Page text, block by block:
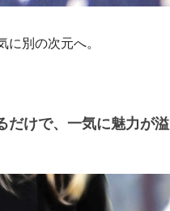
別の次元へ。
だけで、一気に魅力が溢